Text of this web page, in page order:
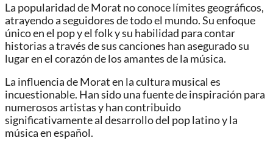
La popularidad de Morat no conoce límites geográficos,
atrayendo a seguidores de todo el mundo. Su enfoque
único en el pop y el folk y su habilidad para contar
historias a través de sus canciones han asegurado su
lugar en el corazón de los amantes de la música.
La influencia de Morat en la cultura musical es
incuestionable. Han sido una fuente de inspiración para
numerosos artistas y han contribuido
significativamente al desarrollo del pop latino y la
música en español.